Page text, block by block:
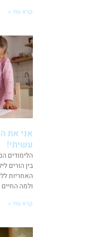
קרא עוד »
אני את
עשיתי!
הלימודים
בין הורים
האחריות
ולמה
קרא עוד »